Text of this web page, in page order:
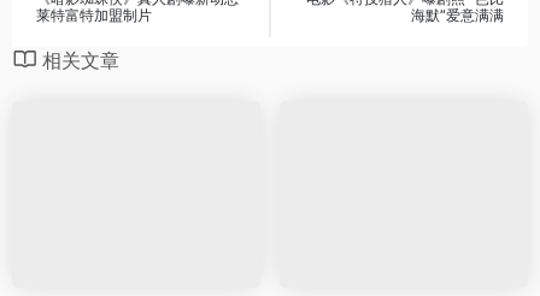
莱特富特加盟制片
海默”爱意满满
相关文章